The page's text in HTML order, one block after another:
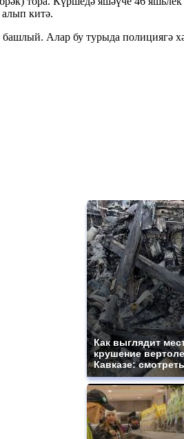
китә.
Алар бу турыда полициягә
Как выглядит
крушение
Кавказе: смотреть